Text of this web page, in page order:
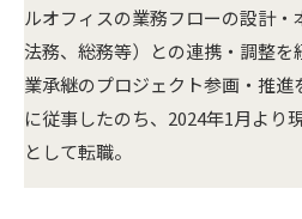
ルオフィスの業務フローの設計・
法務、総務等）との連携・調整
業承継のプロジェクト参画・推進
に従事したのち、2024年1月より
として転職。